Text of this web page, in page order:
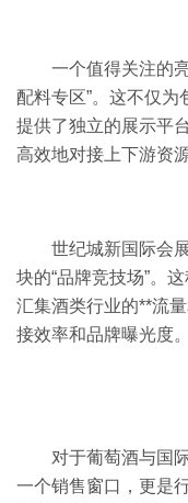
一个值得关注的
配料专区”。这不仅
提供了独立的展示平
高效地对接上下游资
世纪城新国际会
块的“品牌竞技场”。
汇集酒类行业的**流
接效率和品牌曝光度。
对于葡萄酒与国
一个销售窗口，更是